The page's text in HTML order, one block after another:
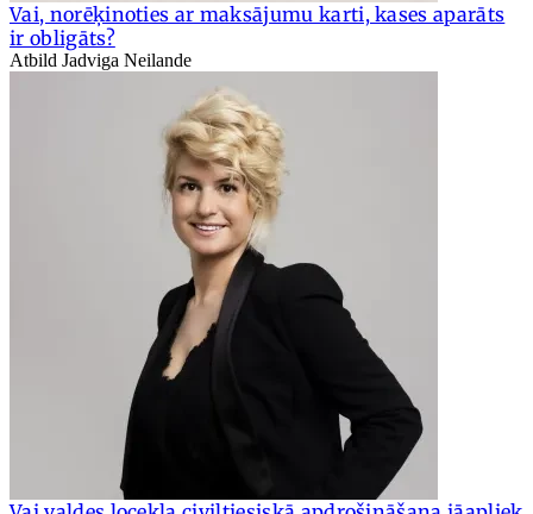
Vai, norēķinoties ar maksājumu karti, kases aparāts
ir obligāts?
Atbild Jadviga Neilande